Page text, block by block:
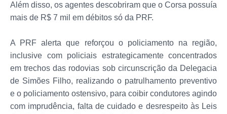
Além disso, os agentes descobriram que o Corsa possuía
mais de R$ 7 mil em débitos só da PRF.
A PRF alerta que reforçou o policiamento na região,
inclusive com policiais estrategicamente concentrados
em trechos das rodovias sob circunscrição da Delegacia
de Simões Filho, realizando o patrulhamento preventivo
e o policiamento ostensivo, para coibir condutores agindo
com imprudência, falta de cuidado e desrespeito às Leis